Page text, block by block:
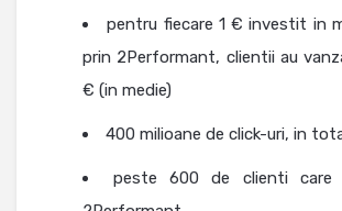
pentru fiecare 1 € investit in
prin 2Performant, clientii au
€ (in medie)
400 milioane de click-uri, in
peste 600 de clienti care